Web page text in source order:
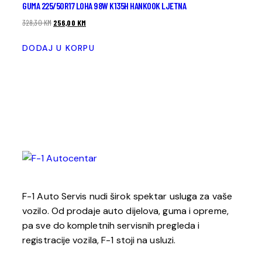
GUMA 225/50R17 LOHA 98W K135H HANKOOK LJETNA
328,30KM 256,00 KM
DODAJ U KORPU
F-1 Auto Servis nudi širok spektar usluga za vaše
vozilo. Od prodaje auto dijelova, guma i opreme,
pa sve do kompletnih servisnih pregleda i
registracije vozila, F-1 stoji na usluzi.